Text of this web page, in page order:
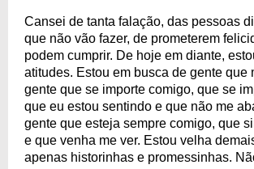
Cansei de tanta falação, das pessoas
que não vão fazer, de prometerem
podem cumprir. De hoje em diante,
atitudes. Estou em busca de gente que
gente que se importe comigo, que se
que eu estou sentindo e que não me
gente que esteja sempre comigo, que
e que venha me ver. Estou velha
apenas historinhas e promessinhas.